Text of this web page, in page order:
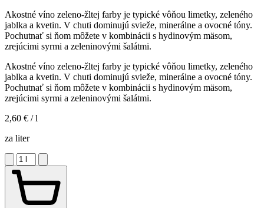
Akostné víno zeleno-žltej farby je typické vôňou limetky, zeleného
jablka a kvetin. V chuti dominujú svieže, minerálne a ovocné tóny.
Pochutnať si ňom môžete v kombinácii s hydinovým mäsom,
zrejúcimi syrmi a zeleninovými šalátmi.
Akostné víno zeleno-žltej farby je typické vôňou limetky, zeleného
jablka a kvetin. V chuti dominujú svieže, minerálne a ovocné tóny.
Pochutnať si ňom môžete v kombinácii s hydinovým mäsom,
zrejúcimi syrmi a zeleninovými šalátmi.
2,60 € / l
za liter